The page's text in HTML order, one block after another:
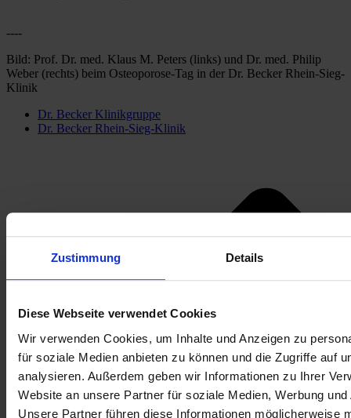
Zustimmung Details
Diese Webseite verwendet Cookies
Wir verwenden Cookies, um Inhalte und Anzeigen zu
für soziale Medien anbieten zu können und die Zugriffe auf
analysieren. Außerdem geben wir Informationen zu Ihrer
Website an unsere Partner für soziale Medien, Werbung
Unsere Partner führen diese Informationen möglicherweise
----
Bild: Prof. Dr. med. Klaus M. Peters (links) und Dr. med. Philip
Weber (rechts) beim Osteoporose-Tag in der Dr. Becker Rhein-Sieg-
Klinik
Dr. Becker Klinikgruppe
Dr. Becker Rhein-Sieg-Klinik